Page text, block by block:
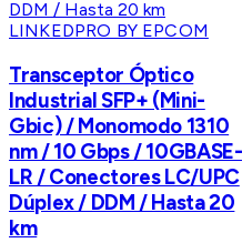
LINKEDPRO BY EPCOM
Transceptor Óptico
Industrial SFP+ (Mini-
Gbic) / Monomodo 1310
nm / 10 Gbps / 10GBASE-
LR / Conectores LC/UPC
Dúplex / DDM / Hasta 20
km